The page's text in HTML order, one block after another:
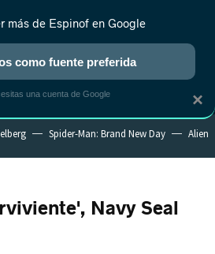
NUEVO
REALITY ANIME RANKINGS CINE
Spider-Man: Brand New Day Alien
Navy Seal
×
más de Espinof en Google
como fuente preferida
una cuenta de Google